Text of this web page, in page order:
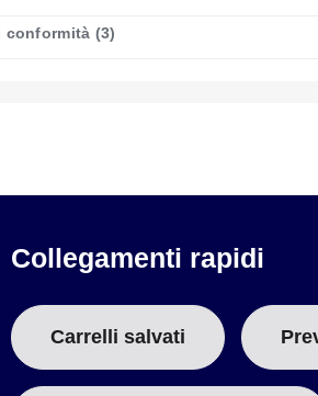
aria, scopo selezionabile, alluminio,
vie ha una porta di ingresso (1),
con il fluido:
SV200: ottone, acciaio
gas
max.:
5 x pressione differenziale
(3)
Collegamenti rapidi
Carrelli salvati